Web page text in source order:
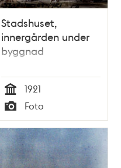
Stadshuset,
innergården under
byggnad
Tid
1921
Typ
Foto